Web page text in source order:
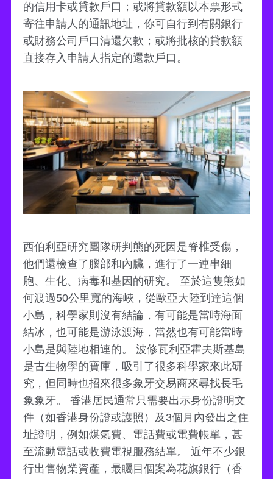
的信用卡或貸款戶口；或將貸款額以本票形式
寄往申請人的通訊地址，你可自行到有關銀行
或財務公司戶口清還欠款；或將批核的貸款額
直接存入申請人指定的還款戶口。
西伯利亞研究團隊研判熊的死因是脊椎受傷，
他們還檢查了腦部和內臟，進行了一連串細
胞、生化、病毒和基因的研究。 至於這隻熊如
何渡過50公里寬的海峽，從歐亞大陸到達這個
小島，科學家則沒有結論，有可能是當時海面
結冰，也可能是游泳渡海，當然也有可能當時
小島是與陸地相連的。 波修瓦利亞霍夫斯基島
是古生物學的寶庫，吸引了很多科學家來此研
究，但同時也招來很多象牙交易商來尋找長毛
象象牙。 香港居民通常只需要出示身份證明文
件（如香港身份證或護照）及3個月內發出之住
址證明，例如煤氣費、電話費或電費帳單，甚
至流動電話或收費電視服務結單。 近年不少銀
行出售物業資產，最矚目個案為花旗銀行（香